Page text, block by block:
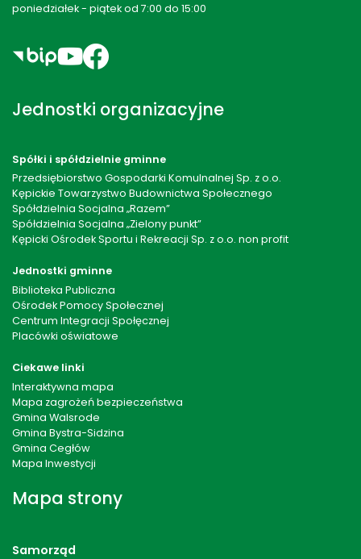
poniedziałek - piątek od 7:00 do 15:00
Jednostki organizacyjne
Spółki i spółdzielnie gminne
Przedsiębiorstwo Gospodarki Komulnalnej Sp. z o.o.
Kępickie Towarzystwo Budownictwa Społecznego
Spółdzielnia Socjalna „Razem”
Spółdzielnia Socjalna „Zielony punkt”
Kępicki Ośrodek Sportu i Rekreacji Sp. z o.o. non profit
Jednostki gminne
Biblioteka Publiczna
Ośrodek Pomocy Społecznej
Centrum Integracji Społęcznej
Placówki oświatowe
Ciekawe linki
Interaktywna mapa
Mapa zagrożeń bezpieczeństwa
Gmina Walsrode
Gmina Bystra-Sidzina
Gmina Cegłów
Mapa Inwestycji
Mapa strony
Samorząd